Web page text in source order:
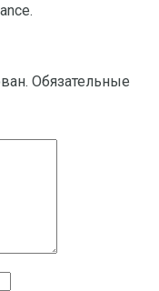
Обязательные